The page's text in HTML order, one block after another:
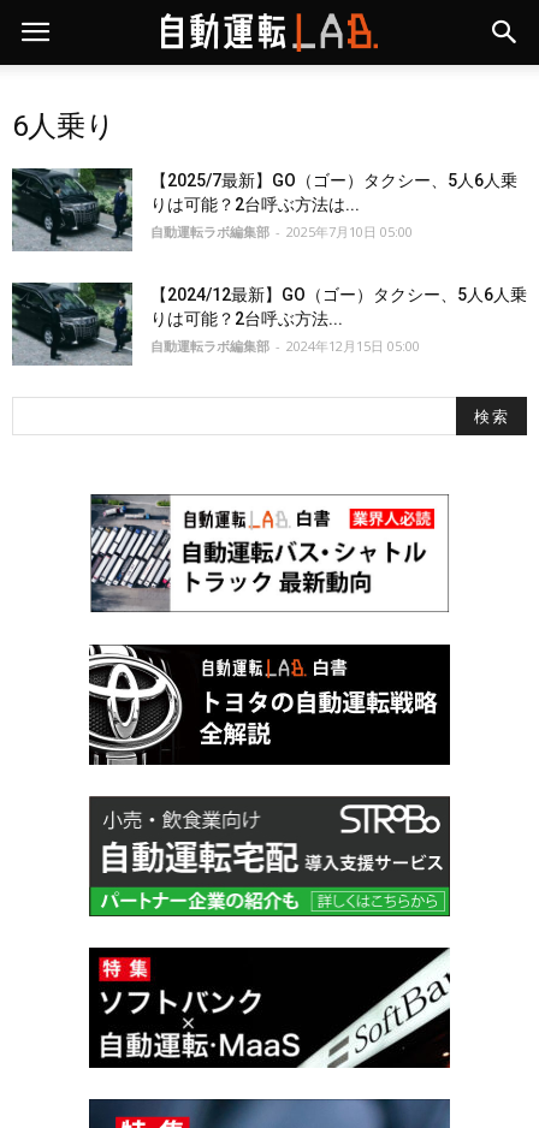
6人乗り
【2025/7最新】GO（ゴー）タクシー、5人6人乗
りは可能？2台呼ぶ方法は...
自動運転ラボ編集部 - 2025年7月10日 05:00
【2024/12最新】GO（ゴー）タクシー、5人6人乗
りは可能？2台呼ぶ方法...
自動運転ラボ編集部 - 2024年12月15日 05:00